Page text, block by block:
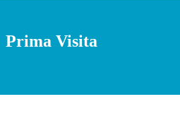
Prima Visita